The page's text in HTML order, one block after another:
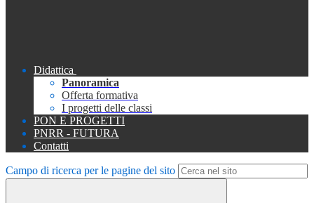
Didattica
Panoramica
Offerta formativa
I progetti delle classi
PON E PROGETTI
PNRR - FUTURA
Contatti
Campo di ricerca per le pagine del sito